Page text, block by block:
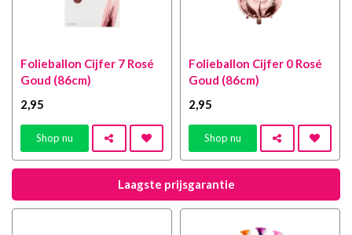
Folieballon Cijfer 7 Rosé
Goud (86cm)
2 ,95
Shop nu
Folieballon Cijfer 0 Rosé
Goud (86cm)
2 ,95
Shop nu
Laagste prijsgarantie